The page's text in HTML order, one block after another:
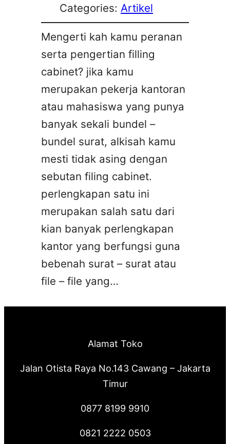
Categories: Artikel
Mengerti kah kamu peranan
serta pengertian filling
cabinet? jika kamu
merupakan pekerja kantoran
atau mahasiswa yang punya
banyak sekali bundel –
bundel surat, alkisah kamu
mesti tidak asing dengan
sebutan filing cabinet.
perlengkapan satu ini
merupakan salah satu dari
kian banyak perlengkapan
kantor yang berfungsi guna
bebenah surat – surat atau
file – file yang…
Alamat Toko
Jalan Otista Raya No.143 Cawang – Jakarta
Timur
0877 8199 9910
0821 2222 0503